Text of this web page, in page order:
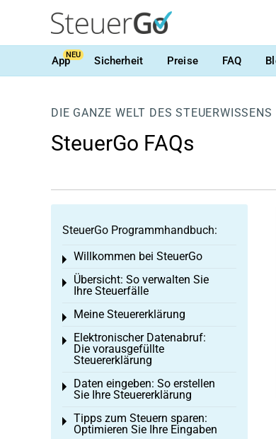
AppNEU Sicherheit Preise FAQ
DIE GANZE WELT DES STEUERWISSENS
SteuerGo FAQs
SteuerGo Programmhandbuch:
Willkommen bei SteuerGo
Toggle menu
Übersicht: So verwalten Sie
Ihre Steuerfälle
Toggle menu
Meine Steuererklärung
Toggle menu
Elektronischer Datenabruf:
Die vorausgefüllte
Steuererklärung
Toggle menu
Daten eingeben: So erstellen
Sie Ihre Steuererklärung
Toggle menu
Tipps zum Steuern sparen:
Optimieren Sie Ihre Eingaben
Toggle menu